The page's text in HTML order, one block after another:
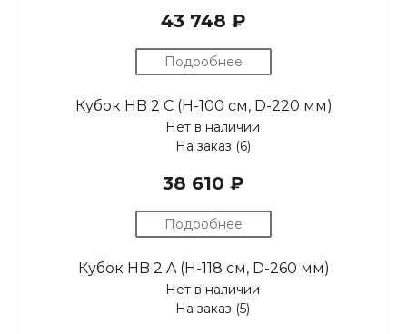
43 748 ₽
Подробнее
Кубок HB 2 C (H-100 см, D-220 мм)
Нет в наличии
На заказ (6)
38 610 ₽
Подробнее
Кубок HB 2 A (H-118 см, D-260 мм)
Нет в наличии
На заказ (5)